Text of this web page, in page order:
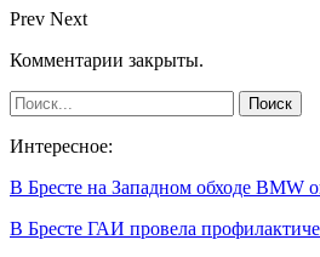
Prev Next
Комментарии закрыты.
Интересное:
В Бресте на Западном обходе BMW
В Бресте ГАИ провела